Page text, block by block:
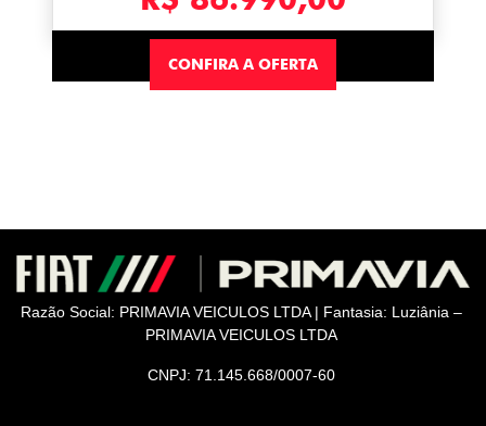
CONFIRA A OFERTA
Razão Social: PRIMAVIA VEICULOS LTDA | Fantasia: Luziânia –
PRIMAVIA VEICULOS LTDA
CNPJ: 71.145.668/0007-60